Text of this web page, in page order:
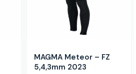
MAGMA Meteor – FZ
5,4,3mm 2023